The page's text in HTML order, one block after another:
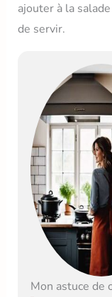
ajouter à la
de servir.
Mon astuce de